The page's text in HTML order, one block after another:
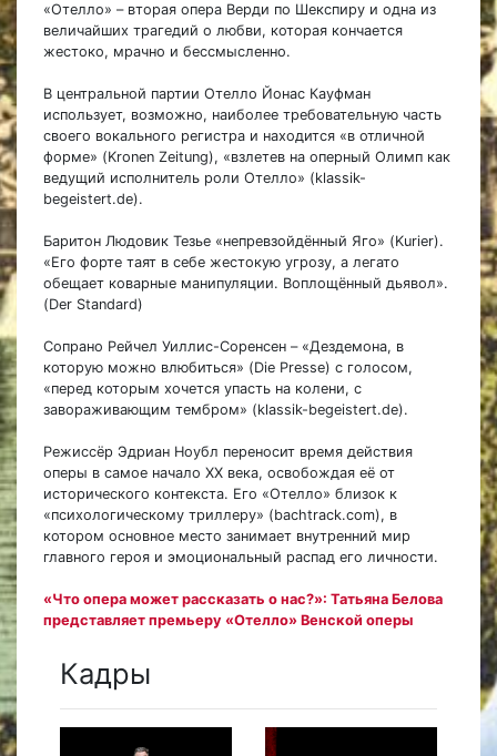
«Отелло» – вторая опера Верди по Шекспиру и одна из
величайших трагедий о любви, которая кончается
жестоко, мрачно и бессмысленно.
В центральной партии Отелло Йонас Кауфман
использует, возможно, наиболее требовательную часть
своего вокального регистра и находится «в отличной
форме» (Kronen Zeitung), «взлетев на оперный Олимп как
ведущий исполнитель роли Отелло» (klassik-
begeistert.de).
Баритон Людовик Тезье «непревзойдённый Яго» (Kurier).
«Его форте таят в себе жестокую угрозу, а легато
обещает коварные манипуляции. Воплощённый дьявол».
(Der Standard)
Сопрано Рейчел Уиллис-Соренсен – «Дездемона, в
которую можно влюбиться» (Die Presse) с голосом,
«перед которым хочется упасть на колени, с
завораживающим тембром» (klassik-begeistert.de).
Режиссёр Эдриан Ноубл переносит время действия
оперы в самое начало XX века, освобождая её от
исторического контекста. Его «Отелло» близок к
«психологическому триллеру» (bachtrack.com), в
котором основное место занимает внутренний мир
главного героя и эмоциональный распад его личности.
«Что опера может рассказать о нас?»: Татьяна Белова
представляет премьеру «Отелло» Венской оперы
Кадры